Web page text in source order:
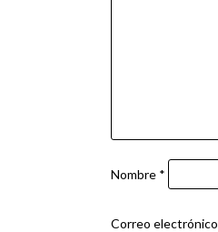
Nombre *
Correo electrónico